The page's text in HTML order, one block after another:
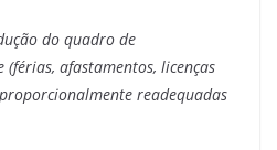
do quadro de
afastamentos, licenças
readequadas